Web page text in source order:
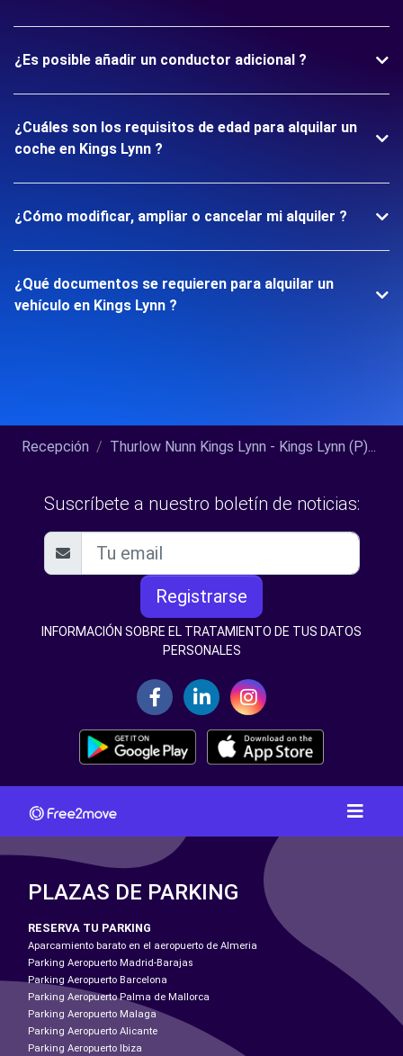
¿Es posible añadir un conductor adicional ?
¿Cuáles son los requisitos de edad para alquilar un
coche en Kings Lynn ?
¿Cómo modificar, ampliar o cancelar mi alquiler ?
¿Qué documentos se requieren para alquilar un
vehículo en Kings Lynn ?
Recepción Thurlow Nunn Kings Lynn - Kings Lynn (P)...
Suscríbete a nuestro boletín de noticias:
Registrarse
INFORMACIÓN SOBRE EL TRATAMIENTO DE TUS DATOS
PERSONALES
PLAZAS DE PARKING
RESERVA TU PARKING
Aparcamiento barato en el aeropuerto de Almeria
Parking Aeropuerto Madrid-Barajas
Parking Aeropuerto Barcelona
Parking Aeropuerto Palma de Mallorca
Parking Aeropuerto Malaga
Parking Aeropuerto Alicante
Parking Aeropuerto Ibiza